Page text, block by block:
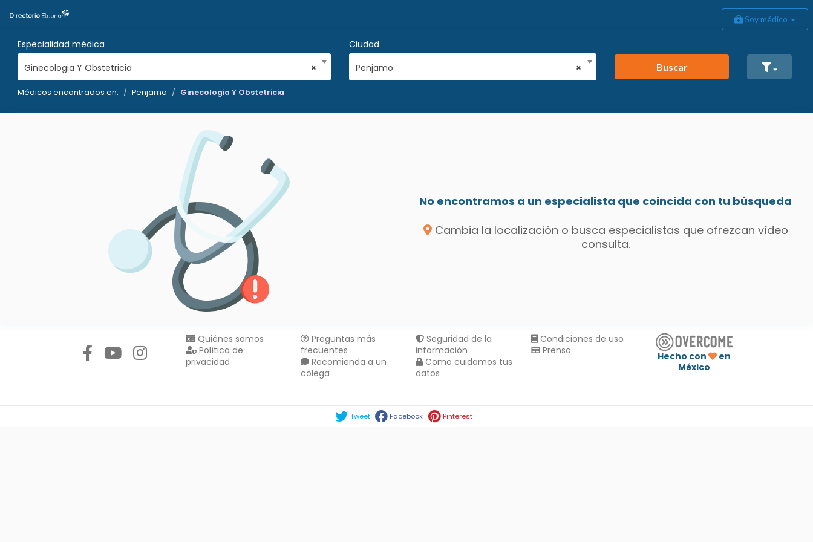
Soy médico
Especialidad médica
×
Ginecologia Y Obstetricia
Ciudad
×
Penjamo Buscar
Médicos encontrados en: Penjamo Ginecologia Y Obstetricia
No encontramos a un especialista que coincida con tu búsqueda
Cambia la localización o busca especialistas que ofrezcan vídeo
consulta.
Quiénes somos
Política de
privacidad
Preguntas más
frecuentes
Recomienda a un
colega
Seguridad de la
información
Como cuidamos tus
datos
Condiciones de uso
Prensa
Hecho con
en
México
Tweet Facebook Pinterest